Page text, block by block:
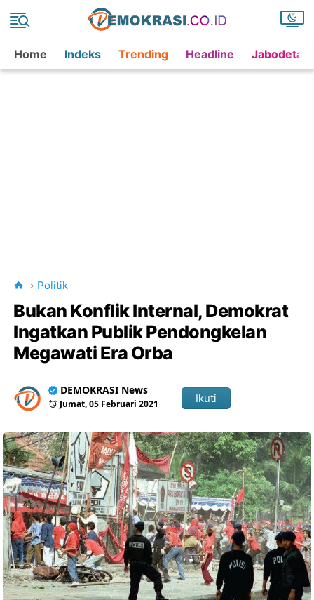
Home Indeks Trending Headline
Politik
Bukan Konflik Internal, Demokrat
Ingatkan Publik Pendongkelan
Megawati Era Orba
DEMOKRASI News
Jumat, 05 Februari 2021 Ikuti